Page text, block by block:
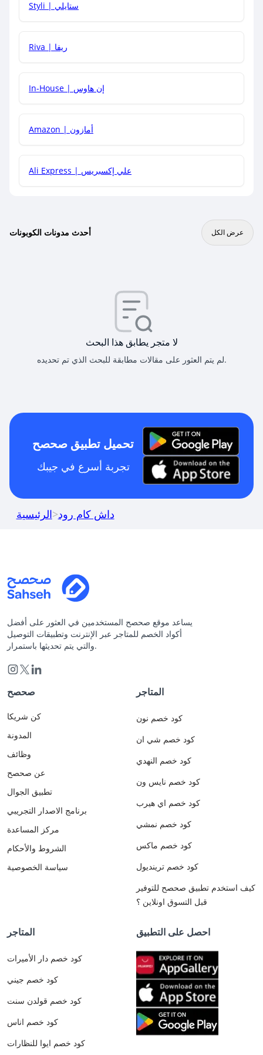
هل يمكنني جمع كود خصم مع العروض الأخرى؟
Styli | ستايلي
Riva | ريفا
In-House | إن هاوس
Amazon | أمازون
Ali Express | علي إكسبريس
أحدث مدونات الكوبونات عرض الكل
لا متجر يطابق هذا البحث
لم يتم العثور على مقالات مطابقة للبحث الذي تم تحديده.
تحميل تطبيق صحصح
تجربة أسرع في جيبك
الرئيسية>داش كام رود
يساعد موقع صحصح المستخدمين في العثور على أفضل
أكواد الخصم للمتاجر عبر الإنترنت وتطبيقات التوصيل
والتي يتم تحديثها باستمرار.
صحصح
كن شريكا
المدونة
وظائف
عن صحصح
تطبيق الجوال
برنامج الاصدار التجريبي
مركز المساعدة
الشروط والأحكام
سياسة الخصوصية
المتاجر
كود خصم نون
كود خصم شي ان
كود خصم النهدي
كود خصم نايس ون
كود خصم اي هيرب
كود خصم نمشي
كود خصم ماكس
كود خصم ترينديول
كيف استخدم تطبيق صحصح للتوفير
قبل التسوق اونلاين ؟
المتاجر
كود خصم دار الأميرات
كود خصم جيني
كود خصم قولدن سنت
كود خصم اناس
كود خصم ايوا للنظارات
احصل على التطبيق